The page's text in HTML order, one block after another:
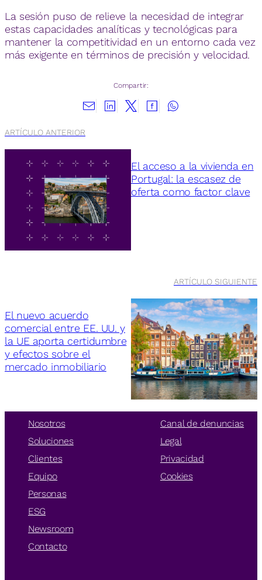
La sesión puso de relieve la necesidad de integrar
estas capacidades analíticas y tecnológicas para
mantener la competitividad en un entorno cada vez
más exigente en términos de precisión y velocidad.
Compartir:
ARTÍCULO ANTERIOR
El acceso a la vivienda en
Portugal: la escasez de
oferta como factor clave
ARTÍCULO SIGUIENTE
El nuevo acuerdo
comercial entre EE. UU. y
la UE aporta certidumbre
y efectos sobre el
mercado inmobiliario
Nosotros
Soluciones
Clientes
Equipo
Personas
ESG
Newsroom
Contacto
Canal de denuncias
Legal
Privacidad
Cookies